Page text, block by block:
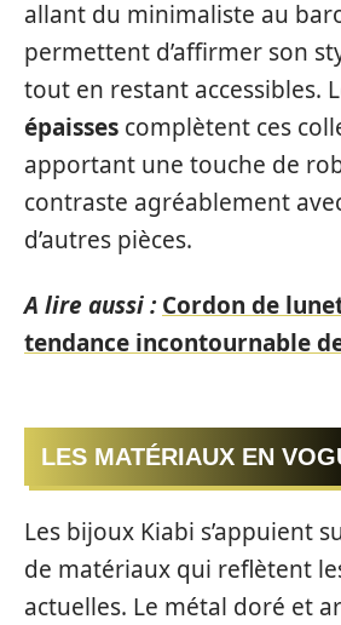
allant du minimaliste au
permettent d’affirmer son
tout en restant accessibles.
épaisses complètent ces
apportant une touche de
contraste agréablement
d’autres pièces.
A lire aussi : Cordon de
tendance incontournable
LES MATÉRIAUX EN
Les bijoux Kiabi s’appuient
de matériaux qui reflètent
actuelles. Le métal doré et